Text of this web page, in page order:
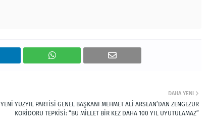
DAHA YENI
YENİ YÜZYIL PARTİSİ GENEL BAŞKANI MEHMET ALİ ARSLAN’DAN ZENGEZUR
KORİDORU TEPKİSİ: “BU MİLLET BİR KEZ DAHA 100 YIL UYUTULAMAZ”